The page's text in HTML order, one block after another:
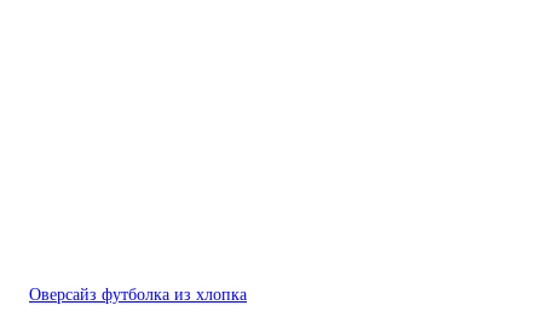
Оверсайз футболка из хлопка